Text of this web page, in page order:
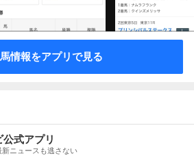
情報をアプリで見る
公式アプリ
ニュースも逃さない